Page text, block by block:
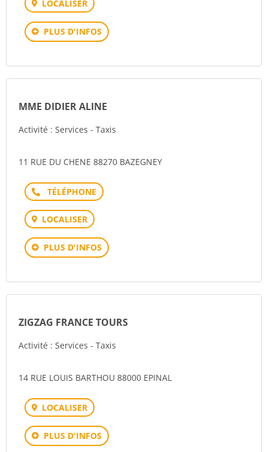
LOCALISER
PLUS D'INFOS
MME DIDIER ALINE
Activité : Services - Taxis
11 RUE DU CHENE 88270 BAZEGNEY
Téléphone
LOCALISER
PLUS D'INFOS
ZIGZAG FRANCE TOURS
Activité : Services - Taxis
14 RUE LOUIS BARTHOU 88000 EPINAL
LOCALISER
PLUS D'INFOS